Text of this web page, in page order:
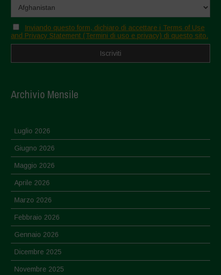
Inviando questo form, dichiaro di accettare i Terms of Use
and Privacy Statement (Termini di uso e privacy) di questo sito.
Archivio Mensile
Luglio 2026
Giugno 2026
Maggio 2026
Aprile 2026
Marzo 2026
Febbraio 2026
Gennaio 2026
Dicembre 2025
Novembre 2025